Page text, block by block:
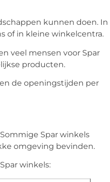
kunnen doen. In
of in kleine winkelcentra.
veel mensen voor Spar
producten.
de openingstijden per
Spar winkels
omgeving bevinden.
winkels: